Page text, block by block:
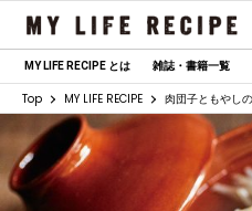
MY LIFE RECIPE とは 雑誌・書籍一覧
Top MY LIFE RECIPE 肉団子ともやし